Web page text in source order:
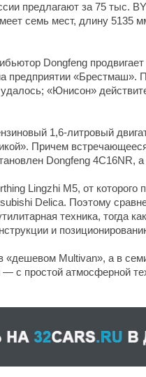
предлагают за 75 тыс.
семь мест, длину 5135
Dongfeng
предприятии «Брестмаш».
«Юнисон»
1,6-литровый
Причем
Dongfeng 4C16NR,
Lingzhi M5, от которого
Delica. Поэтому
техника, тогда
и
«дешевом Multivan», а в
с простой атмосферной